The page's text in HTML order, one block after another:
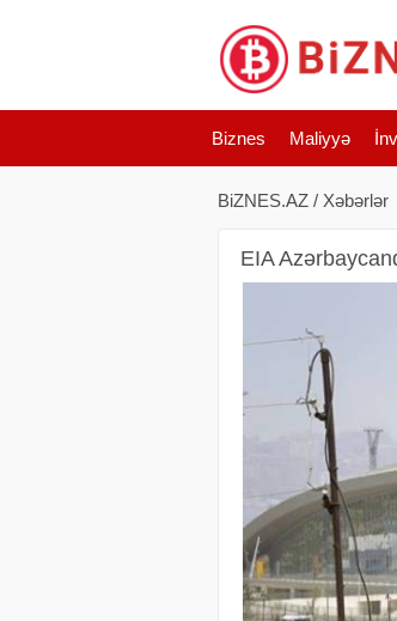
Biznes Maliyyə
BiZNES.AZ / Xəbərlər
EIA